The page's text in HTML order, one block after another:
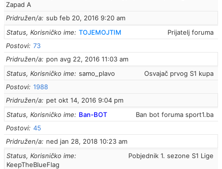
Zapad A
Pridružen/a sub feb 20, 2016 9:20 am
Status, Korisničko ime
Prijatelj foruma
TOJEMOJTIM
Postovi 73
Pridružen/a
pon avg 22, 2016 11:03 am
Status, Korisničko ime
Osvajač prvog S1 kupa
samo_plavo
Postovi 1988
Pridružen/a
pet okt 14, 2016 9:04 pm
Status, Korisničko ime
Ban bot foruma sport1.ba
Ban-BOT
Postovi 45
Pridružen/a
ned jan 28, 2018 10:23 am
Status, Korisničko ime
Pobjednik 1. sezone S1 Lige
KeepTheBlueFlag